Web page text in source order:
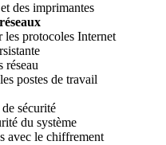
des imprimantes
les protocoles Internet
réseau
postes de travail
sécurité
du système
avec le chiffrement